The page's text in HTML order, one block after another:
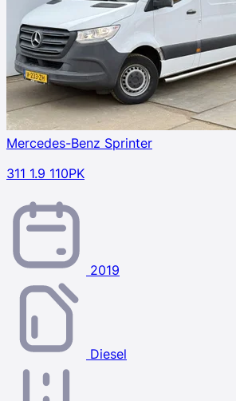
Mercedes-Benz Sprinter
311 1.9 110PK
2019
Diesel